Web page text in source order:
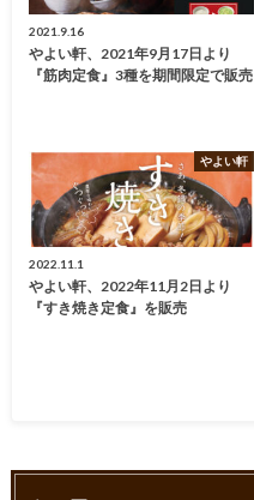
2021.9.16
やよい軒、2021年9月17日より
『筋肉定食』3種を期間限定で販売
やよい軒
2022.11.1
やよい軒、2022年11月2日より
『すき焼き定食』を販売